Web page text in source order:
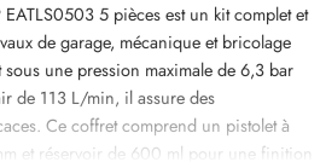
5 pièces est un kit complet et
de garage, mécanique et bricolage
une pression maximale de 6,3 bar
de 113 L/min, il assure des
Ce coffret comprend un pistolet à
et réservoir de 600 ml pour une finition